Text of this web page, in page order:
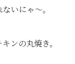
いにゃ～。
ンの丸焼き。